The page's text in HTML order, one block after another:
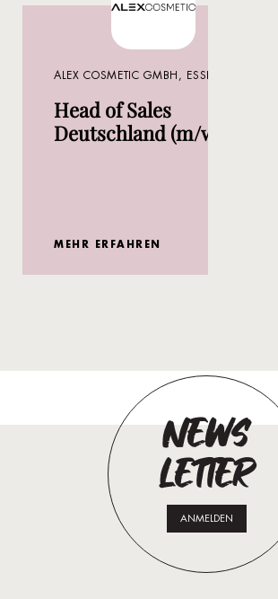
ALEX COSMETIC GMBH, ESSEN
Head of Sales
Deutschland (m/w/d)
MEHR ERFAHREN
NEWS
LETTER
ANMELDEN